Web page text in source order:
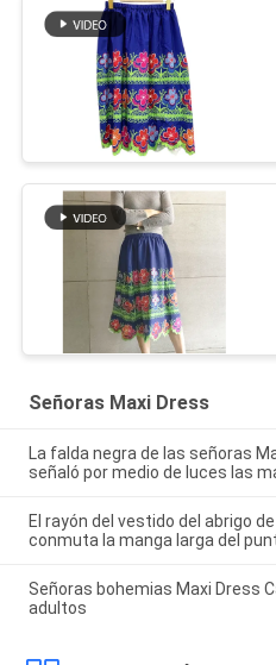
Señoras Maxi Dress
La falda negra de las señoras
señaló por medio de luces las
El rayón del vestido del abrigo
conmuta la manga larga del
Señoras bohemias Maxi Dress
adultos